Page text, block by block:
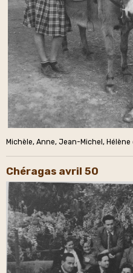
Michèle, Anne, Jean-Michel,
Chéragas avril 50